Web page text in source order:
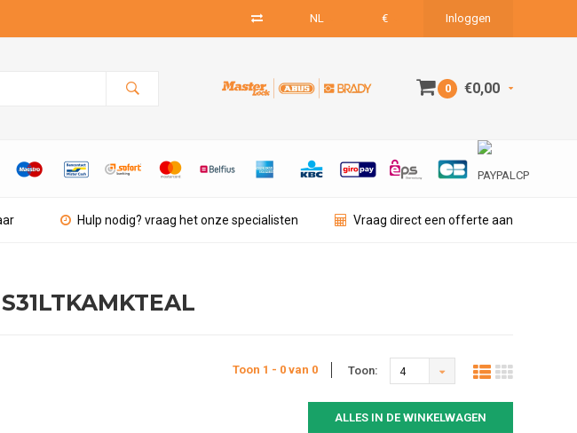
NL € Inloggen
0 €0,00
Hulp nodig? vraag het onze specialisten Vraag direct een offerte aan
Toon 1 - 0 van 0 Toon: 4
ALLES IN DE WINKELWAGEN